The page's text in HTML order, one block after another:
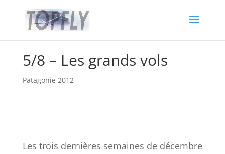
5/8 – Les grands vols
Patagonie 2012
Les trois dernières semaines de décembre